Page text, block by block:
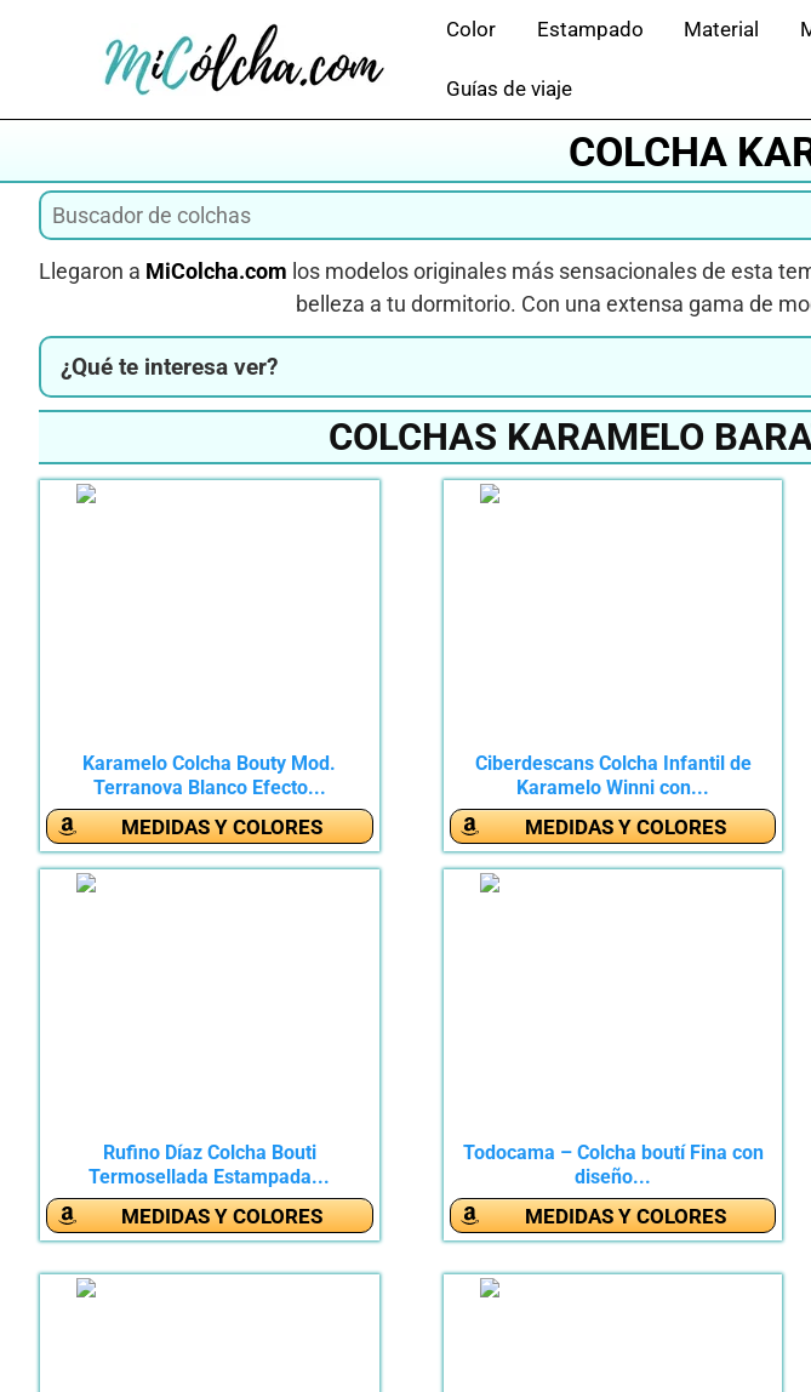
Color Estampado Material
Guías de viaje
COLCHA
Llegaron a MiColcha.com los modelos originales más sensacionales de esta
belleza a tu dormitorio. Con una extensa gama de
¿Qué te interesa ver?
COLCHAS KARAMELO
Karamelo Colcha Bouty Mod.
Terranova Blanco Efecto...
MEDIDAS Y COLORES
Ciberdescans Colcha Infantil de
Karamelo Winni con...
MEDIDAS Y COLORES
Rufino Díaz Colcha Bouti
Termosellada Estampada...
MEDIDAS Y COLORES
Todocama – Colcha boutí Fina con
diseño...
MEDIDAS Y COLORES